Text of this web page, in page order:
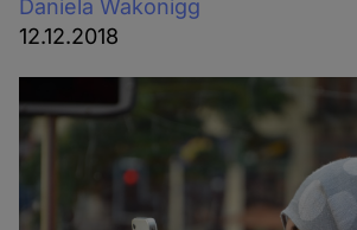
Daniela Wakonigg
12.12.2018